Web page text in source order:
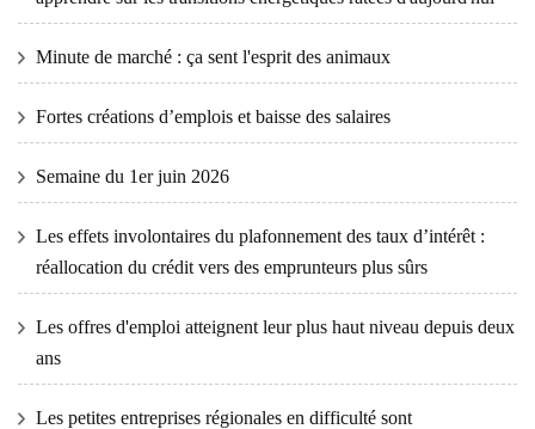
Minute de marché : ça sent l'esprit des animaux
Fortes créations d’emplois et baisse des salaires
Semaine du 1er juin 2026
Les effets involontaires du plafonnement des taux d’intérêt :
réallocation du crédit vers des emprunteurs plus sûrs
Les offres d'emploi atteignent leur plus haut niveau depuis deux
ans
Les petites entreprises régionales en difficulté sont